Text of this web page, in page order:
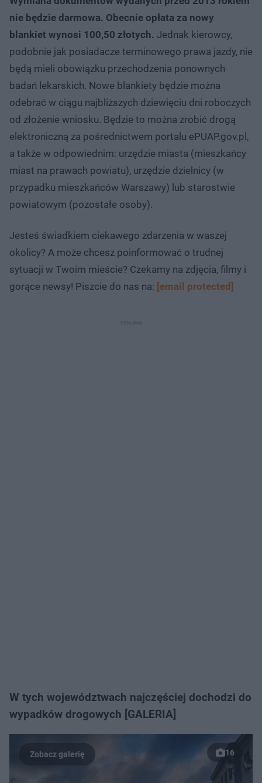
nie będzie darmowa. Obecnie opłata za nowy
blankiet wynosi 100,50 złotych. Jednak kierowcy,
podobnie jak posiadacze terminowego prawa jazdy, nie
będą mieli obowiązku przechodzenia ponownych
badań lekarskich. Nowe blankiety będzie można
odebrać w ciągu najbliższych dziewięciu dni roboczych
od złożenie wniosku. Będzie to można zrobić drogą
elektroniczną za pośrednictwem portalu ePUAP.gov.pl,
a także w odpowiednim: urzędzie miasta (mieszkańcy
miast na prawach powiatu), urzędzie dzielnicy (w
przypadku mieszkańców Warszawy) lub starostwie
powiatowym (pozostałe osoby).
Jesteś świadkiem ciekawego zdarzenia w waszej
okolicy? A może chcesz poinformować o trudnej
sytuacji w Twoim mieście? Czekamy na zdjęcia, filmy i
gorące newsy! Piszcie do nas na: [email protected]
W tych województwach najczęściej dochodzi do
wypadków drogowych [GALERIA]
16